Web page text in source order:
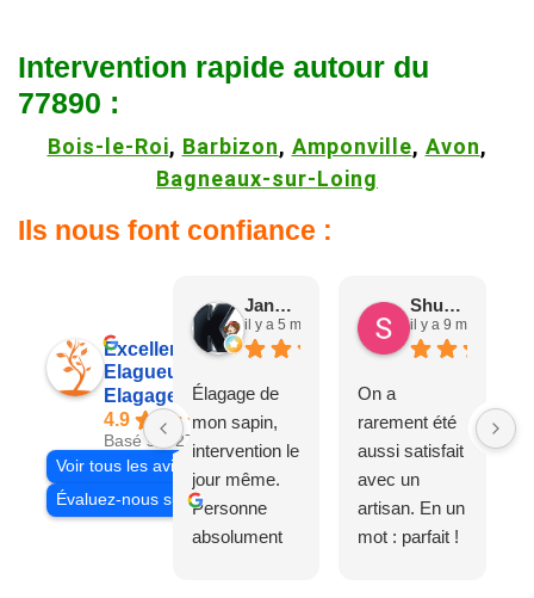
Intervention rapide autour du
77890 :
Bois-le-Roi, Barbizon, Amponville, Avon,
Bagneaux-sur-Loing
Ils nous font confiance :
Excellent
Elagueur 77
Elagage Villiers
4.9
Basé sur 27 avis
Voir tous les avis
Évaluez-nous sur
Jane D.
il y a 5 mois
Élagage de
mon sapin,
intervention le
jour même.
Personne
absolument
Shuang & Jean K.
il y a 9 mois
On a
rarement été
aussi satisfait
avec un
artisan. En un
mot : parfait !